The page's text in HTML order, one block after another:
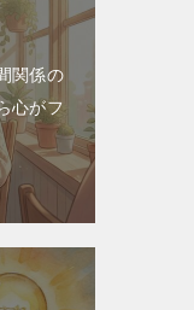
関係の
心がフ